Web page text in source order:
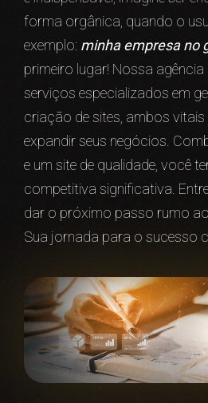
forma orgânica, quando o
exemplo: minha empresa no
primeiro lugar! Nossa
serviços especializados em
criação de sites, ambos
expandir seus negócios.
e um site de qualidade, você
competitiva significativa.
dar o próximo passo rumo
Sua jornada para o sucesso